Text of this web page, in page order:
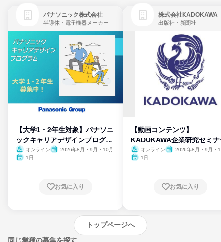
パナソニック株式会社
半導体・電子機器メーカー
【大学1・2年生対象】パナソニ
ックキャリアデザインプログラ
ム
オンライン
2026年8月・9月・10月
1日
お気に入り
株式会社KADOKAWA
出版社・新聞社
【動画コンテンツ】
KADOKAWA企業研究セミナ
オンライン
2026年8月・9月・
1日
お気に入り
トップページへ
同じ業種の募集を探す